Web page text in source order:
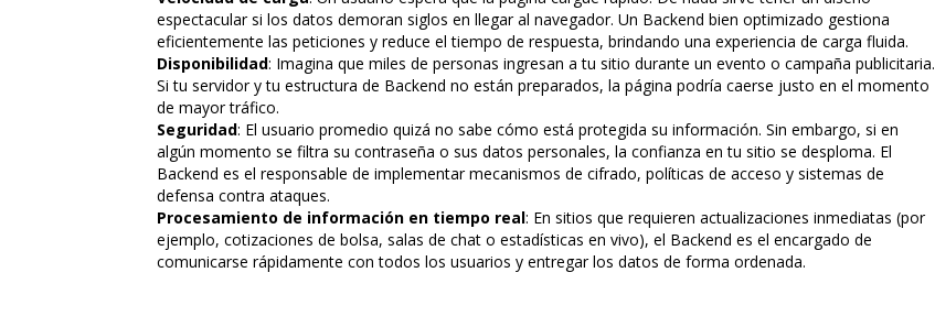
espectacular si los datos demoran siglos en llegar al navegador. Un Backend bien optimizado gestiona
eficientemente las peticiones y reduce el tiempo de respuesta, brindando una experiencia de carga fluida.
Disponibilidad: Imagina que miles de personas ingresan a tu sitio durante un evento o campaña publicitaria.
Si tu servidor y tu estructura de Backend no están preparados, la página podría caerse justo en el momento
de mayor tráfico.
Seguridad: El usuario promedio quizá no sabe cómo está protegida su información. Sin embargo, si en
algún momento se filtra su contraseña o sus datos personales, la confianza en tu sitio se desploma. El
Backend es el responsable de implementar mecanismos de cifrado, políticas de acceso y sistemas de
defensa contra ataques.
Procesamiento de información en tiempo real: En sitios que requieren actualizaciones inmediatas (por
ejemplo, cotizaciones de bolsa, salas de chat o estadísticas en vivo), el Backend es el encargado de
comunicarse rápidamente con todos los usuarios y entregar los datos de forma ordenada.